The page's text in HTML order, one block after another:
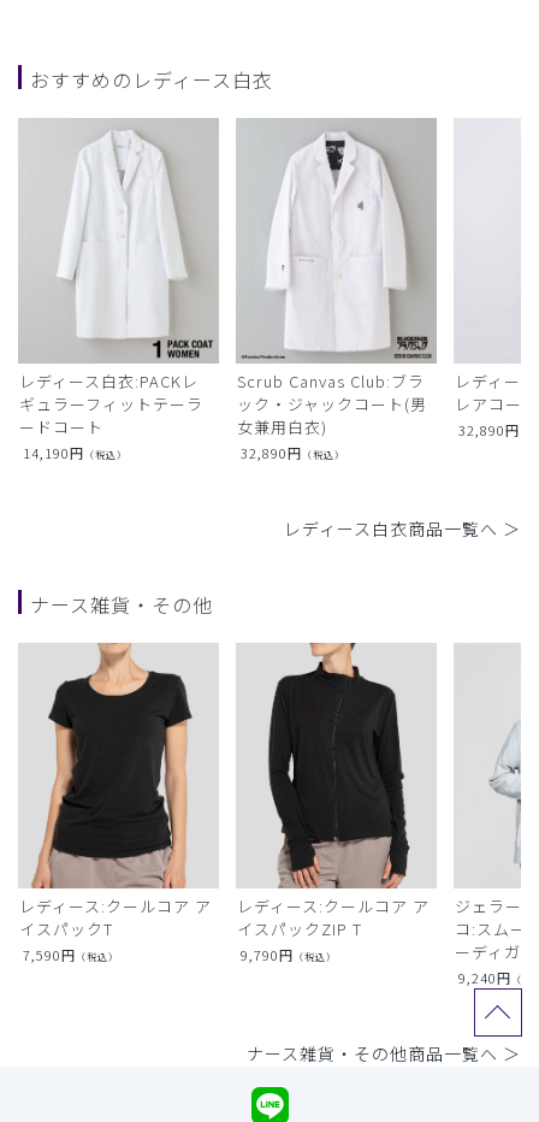
おすすめのレディース白衣
レディース白衣:PACKレ
ギュラーフィットテーラ
ードコート
14,190円 （税込）
Scrub Canvas Club:ブラ
ック・ジャックコート(男
女兼用白衣)
32,890円 （税込）
レディー
レアコート
32,890円
レディース白衣商品一覧へ ＞
ナース雑貨・その他
レディース:クールコア ア
イスパックT
7,590円 （税込）
レディース:クールコア ア
イスパックZIP T
9,790円 （税込）
ジェラー
コ:スムー
ーディガン
9,240円 （税
ナース雑貨・その他商品一覧へ ＞